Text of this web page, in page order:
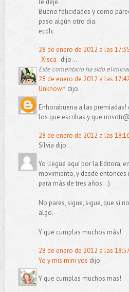
le deje.
Bueno felicidades y como
paso algún otro dia.
ecdlc
28 de enero de 2012 a las 17:35
_Xisca_ dijo...
Este comentario ha sido
28 de enero de 2012 a las 17:42
Unknown dijo...
Enhorabuena a las
los que escribas y que
28 de enero de 2012 a las
Sílvia dijo...
Yo llegué aquí por la Editora,
movimiento, y desde
para más de tres años...).
No pares, sigue, sigue, que si
algo.
Y que cumplas muchos más!
28 de enero de 2012 a las 18:57
Yo y mis mini yos dijo...
Y que cumplas muchos mas!